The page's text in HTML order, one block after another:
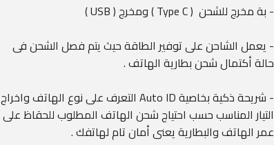
- بة مخرج للشحن ( Type C ) ومخرج ( USB )
- يعمل الشاحن على توفير الطاقة حيث يتم فصل الشحن فى
حالة أكتمال شحن بطارية الهاتف .
- شريحة ذكية بخاصية Auto ID التعرف على نوع الهاتف واخراج
التيار المناسب حسب احتياج شحن الهاتف المطلوب للحقاظ على
عمر الهاتف والبطارية يعنى أمان تام لهاتفك .